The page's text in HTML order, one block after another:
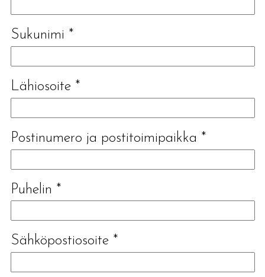
Sukunimi *
Lähiosoite *
Postinumero ja postitoimipaikka *
Puhelin *
Sähköpostiosoite *